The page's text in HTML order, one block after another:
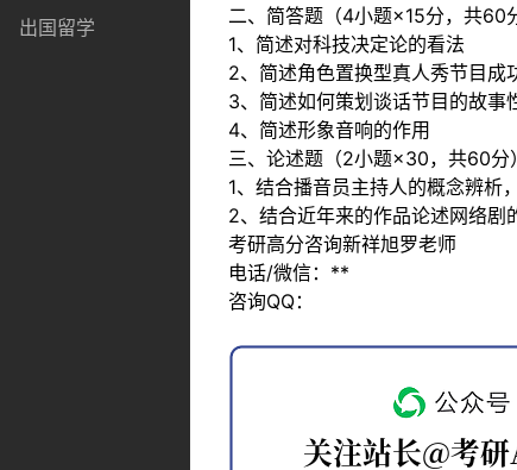
出国留学
二、简答题（4小题×15分，共60
1、简述对科技决定论的看法
2、简述角色置换型真人秀节目成
3、简述如何策划谈话节目的故事
4、简述形象音响的作用
三、论述题（2小题×30，共60分）
1、结合播音员主持人的概念辨析
2、结合近年来的作品论述网络剧
考研高分咨询新祥旭罗老师
电话/微信：**
咨询QQ：